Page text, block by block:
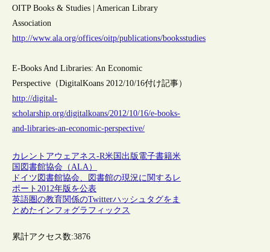
OITP Books & Studies | American Library
Association
http://www.ala.org/offices/oitp/publications/booksstudies
E-Books And Libraries: An Economic
Perspective（DigitalKoans 2012/10/16付け記事）
http://digital-
scholarship.org/digitalkoans/2012/10/16/e-books-
and-libraries-an-economic-perspective/
カレントアウェアネス-R米国出版 電子書籍米
国図書館協会（ALA）
ドイツ図書館協会、図書館の現況に関するレ
ポート2012年版を公表
英語圏の教育関係のTwitterハッシュタグをま
とめたインフォグラフィックス
累計アクセス数:3876